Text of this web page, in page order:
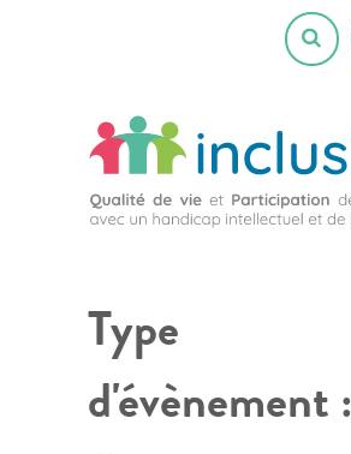
Type
d'évènement